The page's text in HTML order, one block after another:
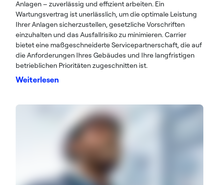
Anlagen – zuverlässig und effizient arbeiten. Ein
Wartungsvertrag ist unerlässlich, um die optimale Leistung
Ihrer Anlagen sicherzustellen, gesetzliche Vorschriften
einzuhalten und das Ausfallrisiko zu minimieren. Carrier
bietet eine maßgeschneiderte Servicepartnerschaft, die auf
die Anforderungen Ihres Gebäudes und Ihre langfristigen
betrieblichen Prioritäten zugeschnitten ist.
Weiterlesen